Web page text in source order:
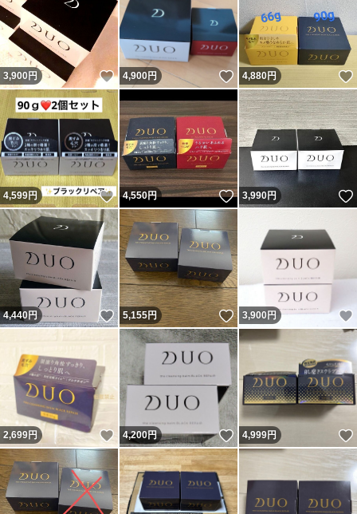
3,900 円 いいね！
4,900円 いいね！
4,880円
4,599円 いいね！
4,550円 いいね！
3,990円
4,440円 いいね！
5,155円 いいね！
3,900 円
2,699円 いいね！
4,200円 いいね！
4,999円